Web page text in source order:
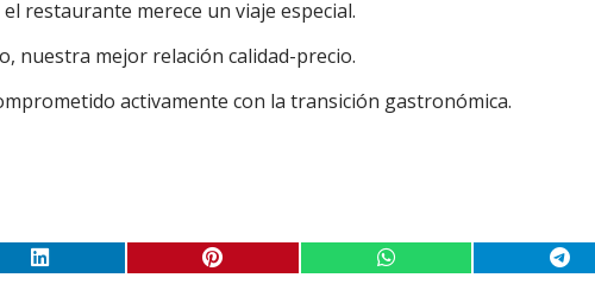
restaurante merece un viaje especial.
nuestra mejor relación calidad-precio.
activamente con la transición gastronómica.